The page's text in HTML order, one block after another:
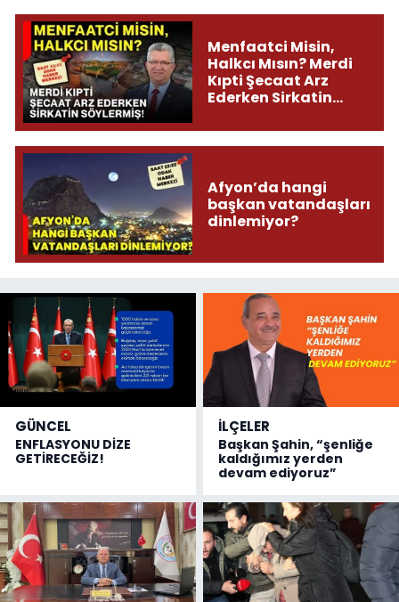
Menfaatci Misin,
Halkcı Mısın? Merdi
Kıpti Şecaat Arz
Ederken Sirkatin
Afyon’da hangi
başkan vatandaşları
dinlemiyor?
GÜNCEL
ENFLASYONU DİZE
GETİRECEĞİZ!
İLÇELER
Başkan Şahin, “şenliğe
kaldığımız yerden
devam ediyoruz”